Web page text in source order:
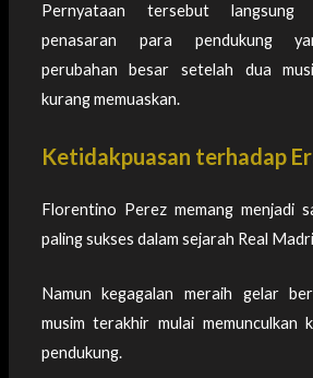
Pernyataan tersebut langsung
penasaran para pendukung
perubahan besar setelah dua
kurang memuaskan.
Ketidakpuasan terhadap
Florentino Perez memang menjadi
paling sukses dalam sejarah Real
Namun kegagalan meraih gelar
musim terakhir mulai memunculkan
pendukung.